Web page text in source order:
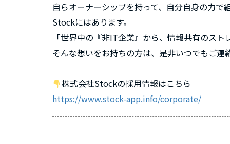
自らオーナーシップを持って、自分自身の力
Stockにはあります。
「世界中の『非IT企業』から、情報共有のス
そんな想いをお持ちの方は、是非いつでもご連
株式会社Stockの採用情報はこちら
https://www.stock-app.info/corporate/